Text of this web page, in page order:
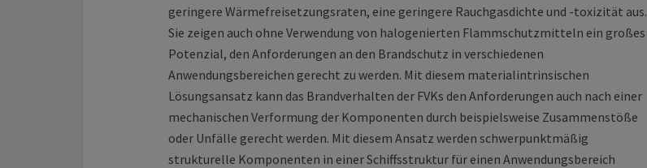
geringere Wärmefreisetzungsraten, eine geringere Rauchgasdichte und -toxizität aus.
Sie zeigen auch ohne Verwendung von halogenierten Flammschutzmitteln ein großes
Potenzial, den Anforderungen an den Brandschutz in verschiedenen
Anwendungsbereichen gerecht zu werden. Mit diesem materialintrinsischen
Lösungsansatz kann das Brandverhalten der FVKs den Anforderungen auch nach einer
mechanischen Verformung der Komponenten durch beispielsweise Zusammenstöße
oder Unfälle gerecht werden. Mit diesem Ansatz werden schwerpunktmäßig
strukturelle Komponenten in einer Schiffsstruktur für einen Anwendungsbereich